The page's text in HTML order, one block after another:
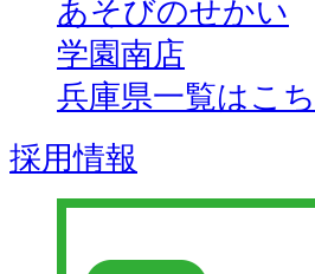
あそびのせかい
学園南店
兵庫県一覧はこ
採用情報